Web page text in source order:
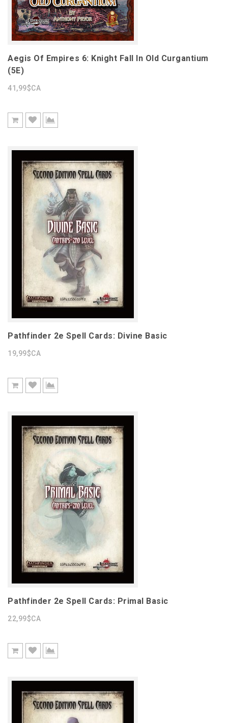
Aegis Of Empires 6: Knight Fall In Old Curgantium
(5E)
41,99$CA
Pathfinder 2e Spell Cards: Divine Basic
19,99$CA
Pathfinder 2e Spell Cards: Primal Basic
22,99$CA